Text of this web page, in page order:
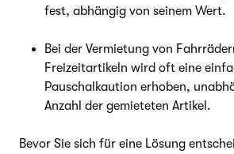
fest, abhängig von seinem Wert.
Bei der Vermietung von
Freizeitartikeln wird oft eine
Pauschalkaution erhoben,
Anzahl der gemieteten Artikel.
Bevor Sie sich für eine Lösung